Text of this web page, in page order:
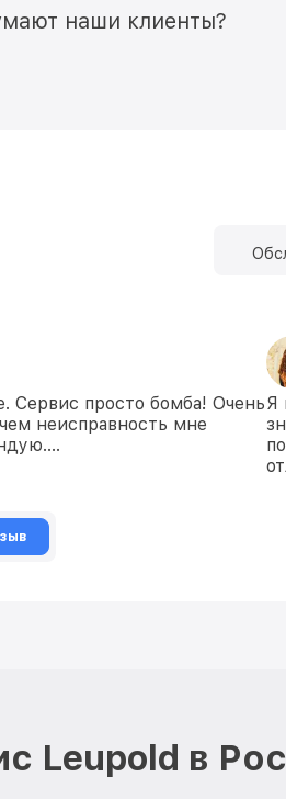
наши клиенты?
Сервис просто бомба! Очень
неисправность мне
Я
Leupold в